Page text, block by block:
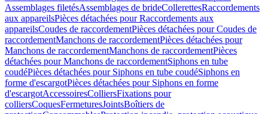
Assemblages filetésAssemblages de brideCollerettesRaccordements
aux appareilsPièces détachées pour Raccordements aux
appareilsCoudes de raccordementPièces détachées pour Coudes de
raccordementManchons de raccordementPièces détachées pour
Manchons de raccordementManchons de raccordementPièces
détachées pour Manchons de raccordementSiphons en tube
coudéPièces détachées pour Siphons en tube coudéSiphons en
forme d'escargotPièces détachées pour Siphons en forme
d'escargotAccessoiresColliersFixations pour
colliersCoquesFermeturesJointsBoîtiers de